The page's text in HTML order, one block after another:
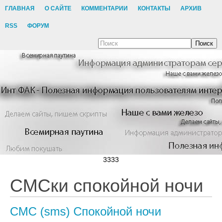
ГЛАВНАЯ О САЙТЕ КОММЕНТАРИИ КОНТАКТЫ АРХИВ
RSS ФОРУМ
Поиск
3333
СМСки спокойной ночи
СМС (sms) Спокойной ночи